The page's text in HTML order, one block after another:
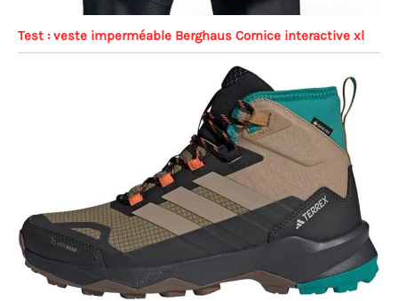
Test : veste imperméable Berghaus Cornice interactive xl